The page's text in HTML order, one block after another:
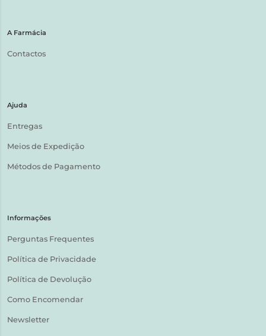
A Farmácia
Contactos
Ajuda
Entregas
Meios de Expedição
Métodos de Pagamento
Informações
Perguntas Frequentes
Política de Privacidade
Política de Devolução
Como Encomendar
Newsletter